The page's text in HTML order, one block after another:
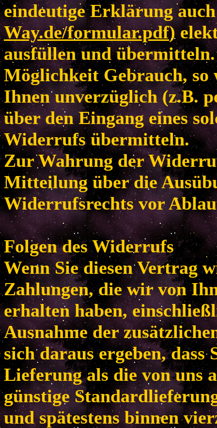
eindeutige Erklärung
Way.de/formular.pdf)
ausfüllen und
Möglichkeit Gebrauch, so
Ihnen unverzüglich (z.B.
über den Eingang eines
Widerrufs übermitteln.
Zur Wahrung der
Mitteilung über die
Widerrufsrechts vor
Folgen des Widerrufs
Wenn Sie diesen Vertrag
Zahlungen, die wir von
erhalten haben,
Ausnahme der
sich daraus ergeben, dass
Lieferung als die von uns
günstige
und spätestens binnen